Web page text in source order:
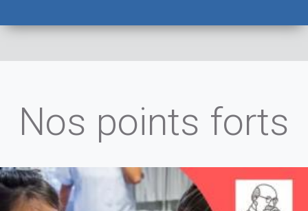
Nos points forts